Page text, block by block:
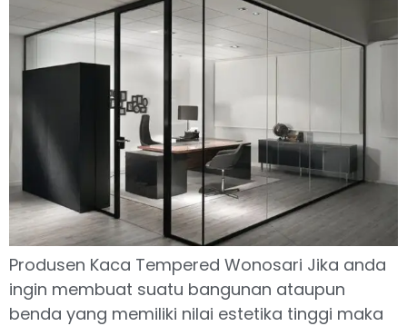
Produsen Kaca Tempered Wonosari Jika anda
ingin membuat suatu bangunan ataupun
benda yang memiliki nilai estetika tinggi maka